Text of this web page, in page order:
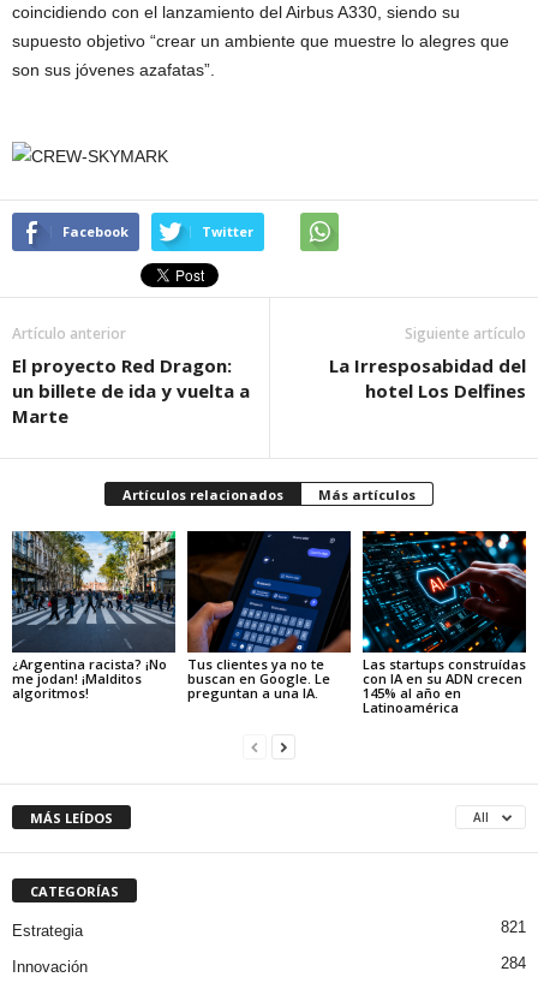
coincidiendo con el lanzamiento del Airbus A330, siendo su
supuesto objetivo “crear un ambiente que muestre lo alegres que
son sus jóvenes azafatas”.
Facebook Twitter
Artículo anterior
El proyecto Red Dragon:
un billete de ida y vuelta a
Marte
Siguiente artículo
La Irresposabidad del
hotel Los Delfines
Artículos relacionados Más artículos
¿Argentina racista? ¡No
me jodan! ¡Malditos
algoritmos!
Tus clientes ya no te
buscan en Google. Le
preguntan a una IA.
Las startups construídas
con IA en su ADN crecen
145% al año en
Latinoamérica
MÁS LEÍDOS All
CATEGORÍAS
Estrategia 821
Innovación 284